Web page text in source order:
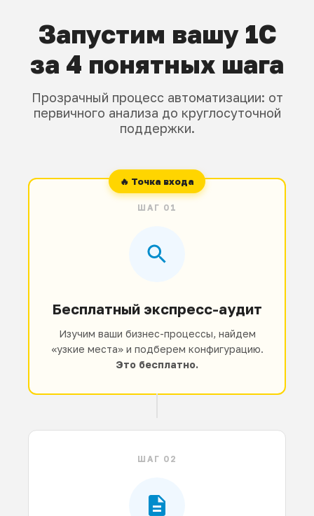
Запустим вашу 1С
за 4 понятных шага
Прозрачный процесс автоматизации: от
первичного анализа до круглосуточной
поддержки.
ШАГ 01
Бесплатный экспресс-аудит
Изучим ваши бизнес-процессы, найдем
«узкие места» и подберем конфигурацию.
Это бесплатно.
ШАГ 02